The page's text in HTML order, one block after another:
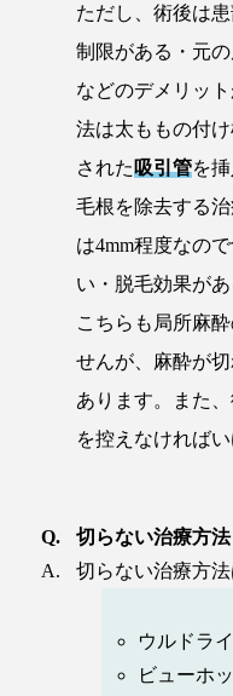
ただし、術後は
制限がある・元
などのデメリッ
法は太ももの付
された吸引管を
毛根を除去する
は4mm程度なの
い・脱毛効果が
こちらも局所麻
せんが、麻酔が
あります。また
を控えなければ
切らない治療方
切らない治療方法
ウルドライ
ビューホ